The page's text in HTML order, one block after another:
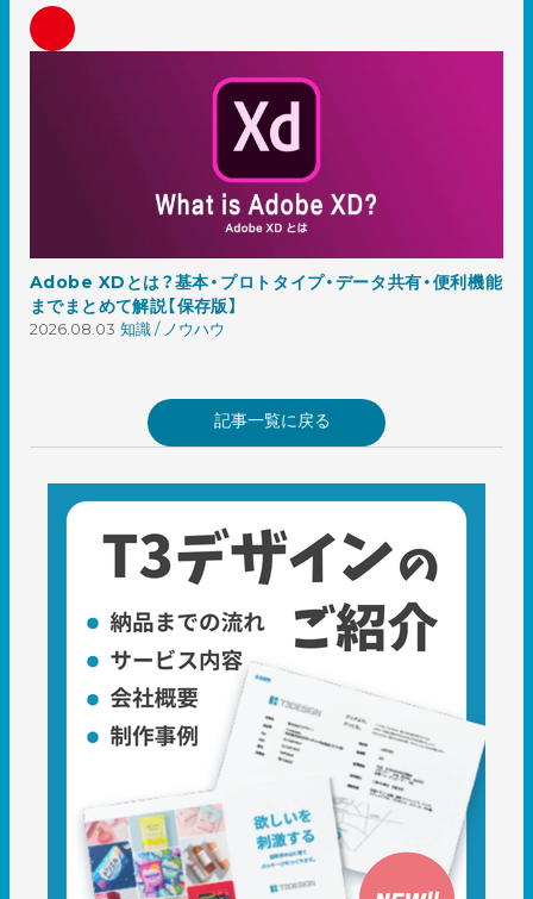
Adobe XDとは？基本・プロトタイプ・データ共有・便利機能
までまとめて解説【保存版】
2026.08.03 知識 / ノウハウ
記事一覧に戻る